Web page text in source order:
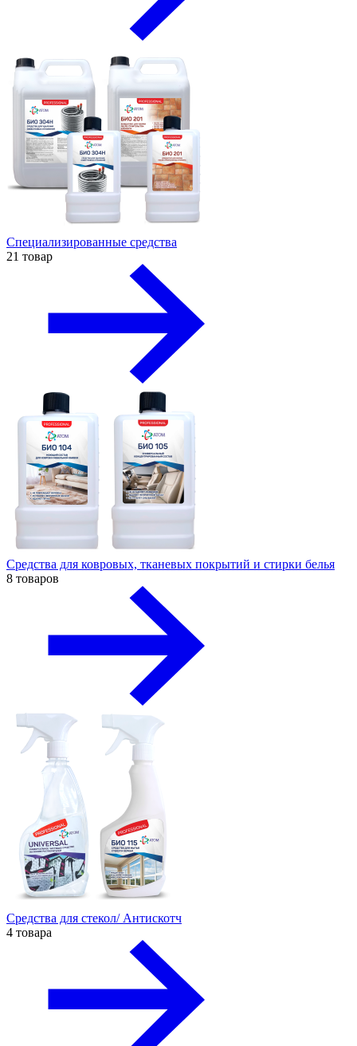
Специализированные средства
21 товар
Средства для ковровых, тканевых покрытий и стирки белья
8 товаров
Средства для стекол/ Антискотч
4 товара